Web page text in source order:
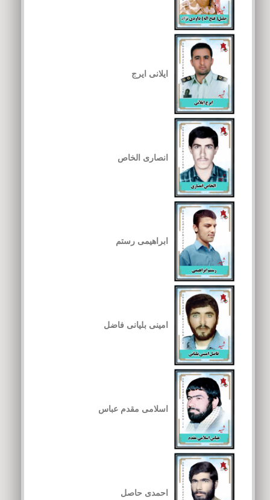
ایلانی ایرج
انصاری الخاص
ابراهیمی رستم
امینی بلیانی فاضل
اسلامی مقدم عباس
احمدی حاصل